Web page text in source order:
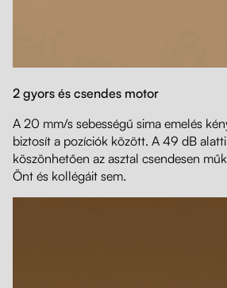
2 gyors és csendes motor
A 20 mm/s sebességű sima emelés
biztosít a pozíciók között. A 49 dB
köszönhetően az asztal csendesen
Önt és kollégáit sem.